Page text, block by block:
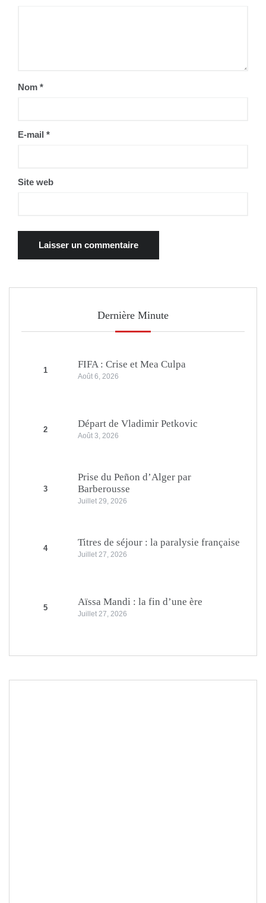
Nom *
E-mail *
Site web
Dernière Minute
1
FIFA : Crise et Mea Culpa
Août 6, 2026
2
Départ de Vladimir Petkovic
Août 3, 2026
3
Prise du Peñon d’Alger par
Barberousse
Juillet 29, 2026
4
Titres de séjour : la paralysie française
Juillet 27, 2026
5
Aïssa Mandi : la fin d’une ère
Juillet 27, 2026